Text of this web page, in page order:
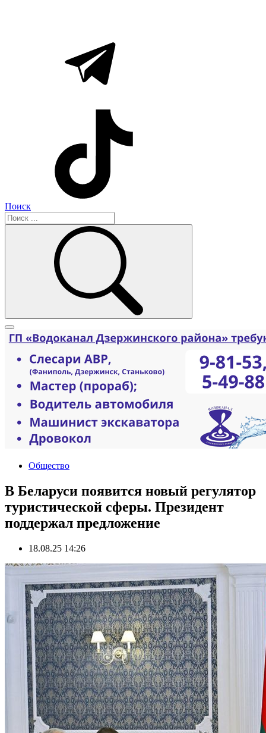
Поиск
Общество
В Беларуси появится новый регулятор
туристической сферы. Президент
поддержал предложение
18.08.25 14:26